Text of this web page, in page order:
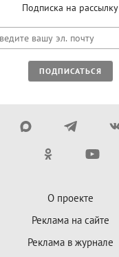
Подписка на рассылку
ПОДПИСАТЬСЯ
О проекте
Реклама на сайте
Реклама в журнале